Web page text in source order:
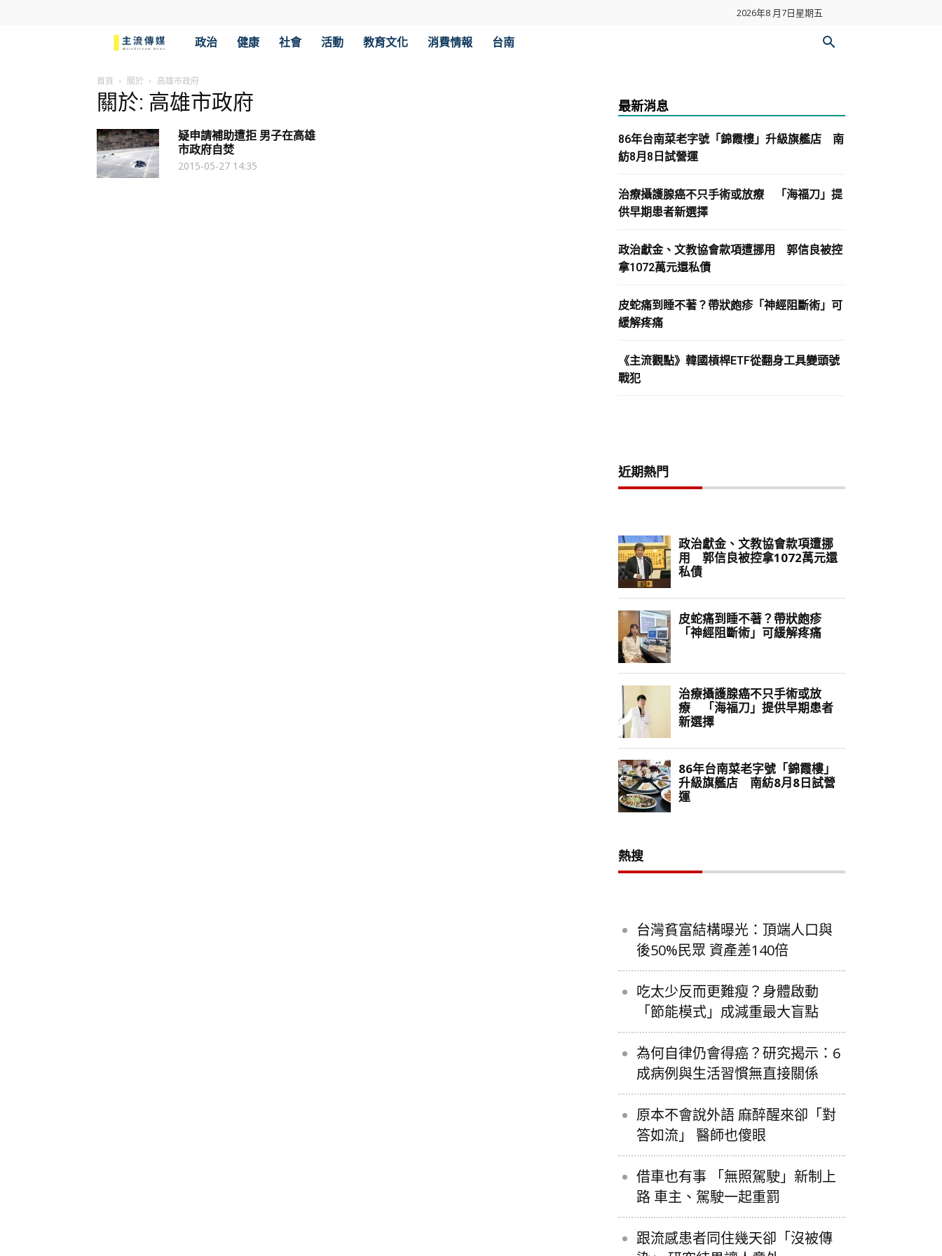
2026年8 月7日星期五
流
傳
媒
政治 健康 社會 活動 教育文化 消費情報 台南
首頁 關於 高雄市政府
關於: 高雄市政府
疑申請補助遭拒 男子在高雄
市政府自焚
2015-05-27 14:35
最新消息
86年台南菜老字號「錦霞樓」升級旗艦店 南
紡8月8日試營運
治療攝護腺癌不只手術或放療 「海福刀」提
供早期患者新選擇
政治獻金、文教協會款項遭挪用 郭信良被控
拿1072萬元還私債
皮蛇痛到睡不著？帶狀皰疹「神經阻斷術」可
緩解疼痛
《主流觀點》韓國槓桿ETF從翻身工具變頭號
戰犯
近期熱門
熱搜
台灣貧富結構曝光：頂端人口與
後50%民眾 資產差140倍
吃太少反而更難瘦？身體啟動
「節能模式」成減重最大盲點
為何自律仍會得癌？研究揭示：6
成病例與生活習慣無直接關係
原本不會說外語 麻醉醒來卻「對
答如流」 醫師也傻眼
借車也有事 「無照駕駛」新制上
路 車主、駕駛一起重罰
跟流感患者同住幾天卻「沒被傳